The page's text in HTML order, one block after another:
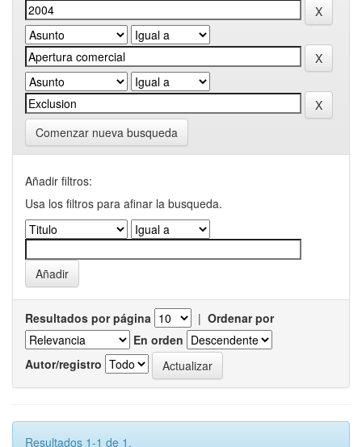
Comenzar nueva busqueda
Añadir filtros:
Usa los filtros para afinar la busqueda.
Resultados por página | Ordenar por
En orden
Autor/registro
Resultados 1-1 de 1.